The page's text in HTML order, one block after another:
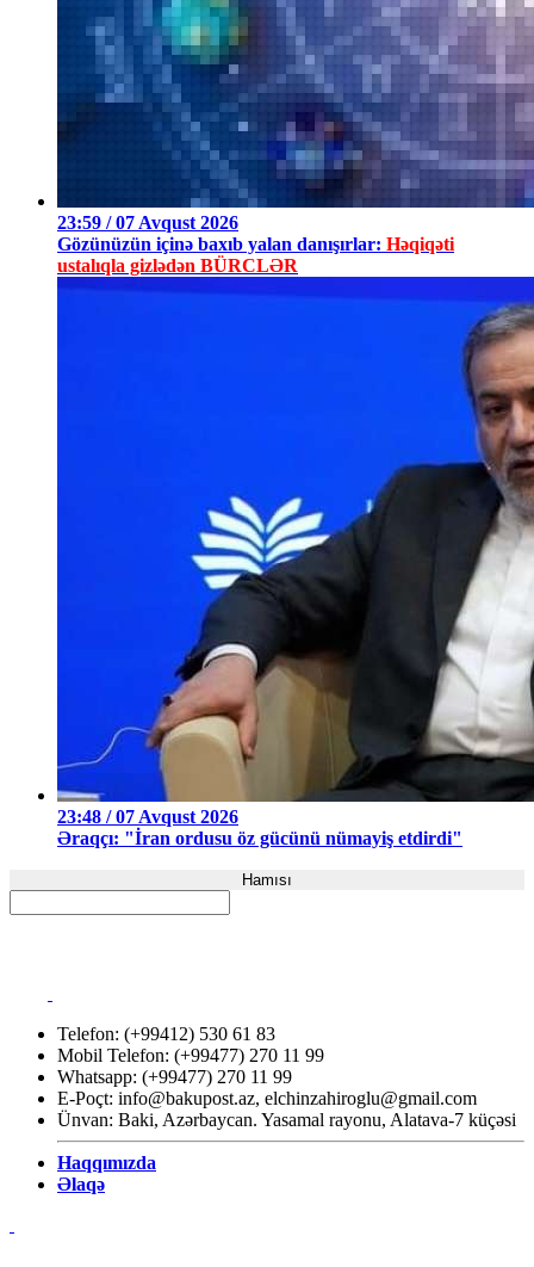
23:59 / 07 Avqust 2026
Gözünüzün içinə baxıb yalan danışırlar: Həqiqəti
ustalıqla gizlədən BÜRCLƏR
23:48 / 07 Avqust 2026
Əraqçı: "İran ordusu öz gücünü nümayiş etdirdi"
Hamısı
Telefon: (+99412) 530 61 83
Mobil Telefon: (+99477) 270 11 99
Whatsapp: (+99477) 270 11 99
E-Poçt: info@bakupost.az, elchinzahiroglu@gmail.com
Ünvan: Baki, Azərbaycan. Yasamal rayonu, Alatava-7 küçəsi
Haqqımızda
Əlaqə